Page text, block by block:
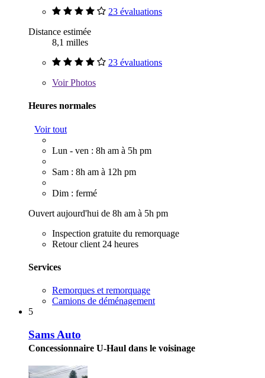
23 évaluations
Distance estimée
8,1 milles
23 évaluations
VoirPhotos
Heures normales
Voir tout
Lun - ven : 8h am à 5h pm
Sam : 8h am à 12h pm
Dim : fermé
Ouvert aujourd'hui de 8h am à 5h pm
Inspection gratuite du remorquage
Retour client 24 heures
Services
Remorques et remorquage
Camions de déménagement
5
Sams Auto
Concessionnaire U-Haul dans le voisinage